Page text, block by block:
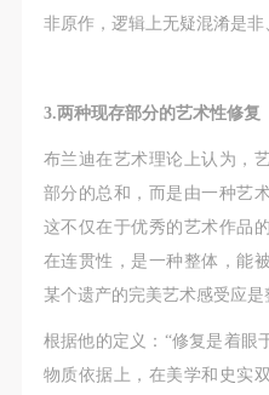
非原作，逻辑上无疑混淆是非
3.两种现存部分的艺术性修复
布兰迪在艺术理论上认为，
部分的总和，而是由一种艺
这不仅在于优秀的艺术作品
在连贯性，是一种整体，能
某个遗产的完美艺术感受应是
根据他的定义：“修复是着眼
物质依据上，在美学和史实